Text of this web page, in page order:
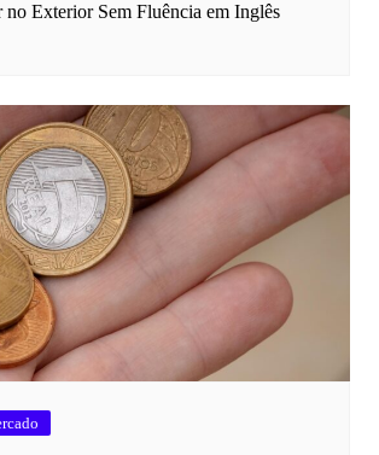
no Exterior Sem Fluência em Inglês